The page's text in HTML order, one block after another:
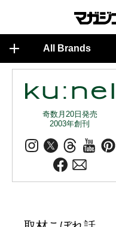
All Brands
奇数月20日発売
2003年創刊